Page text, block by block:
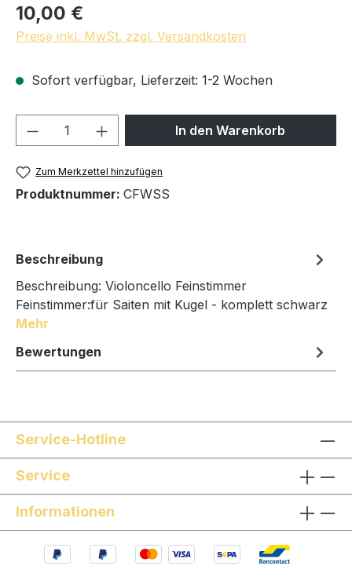
10,00 €
Preise inkl. MwSt. zzgl. Versandkosten
Sofort verfügbar, Lieferzeit: 1-2 Wochen
Produkt Anzahl: Gib denIn den Warenkorb
Zum Merkzettel hinzufügen
Produktnummer: CFWSS
Beschreibung
Beschreibung: Violoncello Feinstimmer
Feinstimmer:für Saiten mit Kugel - komplett schwarz
Mehr
Bewertungen
Service-Hotline
Service
Informationen